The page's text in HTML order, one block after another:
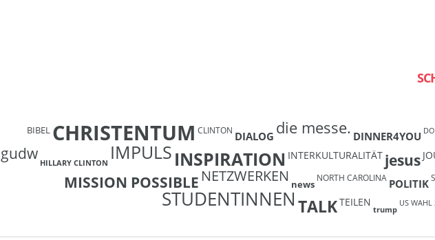
BIBEL CHRISTENTUM CLINTON DIALOG die messe. DINNER4YOU
gudw HILLARY CLINTON IMPULSINSPIRATION INTERKULTURALITÄT jesus
MISSION POSSIBLE NETZWERKEN news
NORTH CAROLINA POLITIK
STUDENTINNENTALKTEILEN
trump
US WAHL